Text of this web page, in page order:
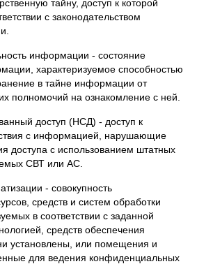
тайну, доступ к которой
с законодательством
информации - состояние
характеризуемое способностью
в тайне информации от
полномочий на ознакомление с ней.
доступ (НСД) - доступ к
с информацией, нарушающие
доступа с использованием штатных
СВТ или АС.
- совокупность
средств и систем обработки
в соответствии с заданной
средств обеспечения
установлены, или помещения и
для ведения конфиденциальных